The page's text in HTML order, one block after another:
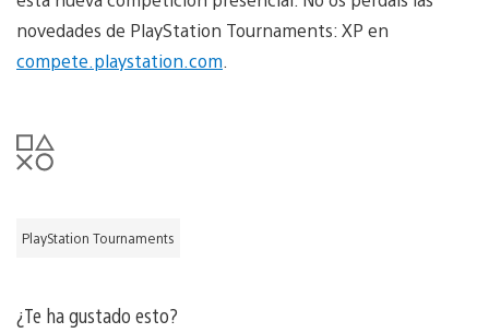
novedades de PlayStation Tournaments: XP en
compete.playstation.com
PlayStation Tournaments
¿Te ha gustado esto?